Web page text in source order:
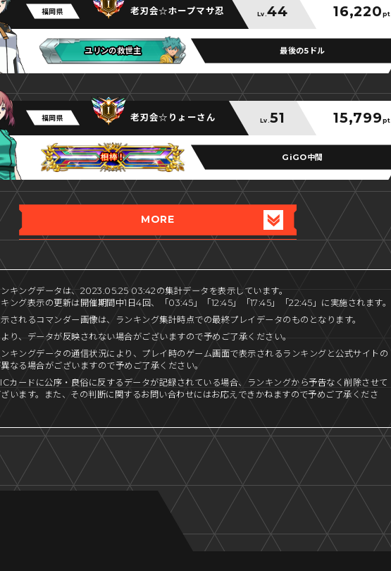
福岡県 老刃会☆ホープマサ忍 Lv. 44 16,220 pt
ユリンの救世主
ユリンの救世主
ユリンの救世主 最後の5ドル
福岡県 老刃会☆りょーさん Lv. 51 15,799 pt
相棒！
相棒！
相棒！ GiGO中間
MORE
キングデータは、2023.05.25 03:42の集計データを表示しています。
ング表示の更新は開催期間中1日4回、「03:45」「12:45」「17:45」「22:45」に実施されます。
されるコマンダー画像は、ランキング集計時点での最終プレイデータのものとなります。
り、データが反映されない場合がございますので予めご了承ください。
キングデータの通信状況により、プレイ時のゲーム画面で表示されるランキングと公式サイトの
なる場合がございますので予めご了承ください。
カードに公序・良俗に反するデータが記録されている場合、ランキングから予告なく削除させて
います。また、その判断に関するお問い合わせにはお応えできかねますので予めご了承くださ